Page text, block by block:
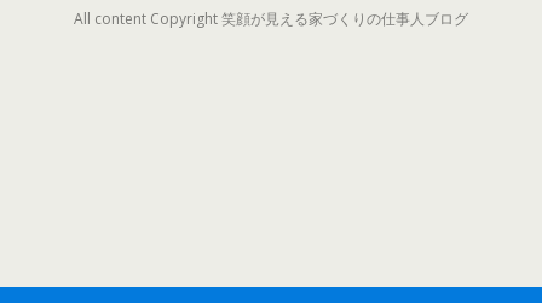
All content Copyright 笑顔が見える家づくりの仕事人ブログ